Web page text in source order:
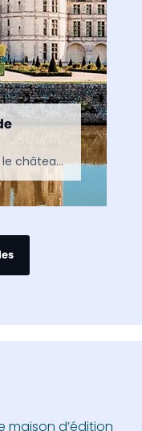
Au cœur du Loir-et-Cher, le château de Chambord est le plus vaste des châteaux du Val de Loire. Chef-d’œuvre de la Renaissance voulu par François Ier, il fascine autant par…
maison d’édition